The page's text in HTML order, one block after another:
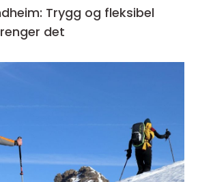
Trygg og fleksibel
det